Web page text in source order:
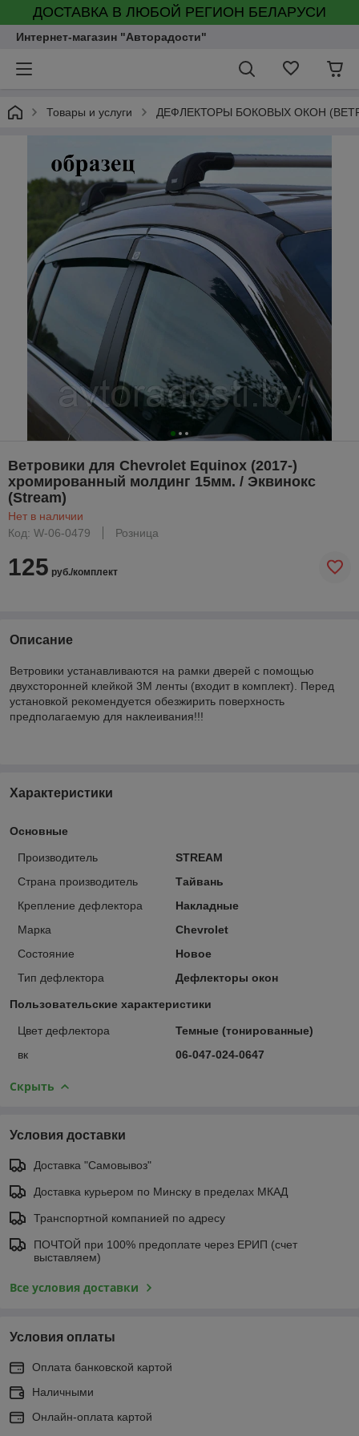
ДОСТАВКА В ЛЮБОЙ РЕГИОН БЕЛАРУСИ
Интернет-магазин "Авторадости"
Товары и услуги ДЕФЛЕКТОРЫ БОКОВЫХ ОКОН
Ветровики для Chevrolet Equinox (2017-)
хромированный молдинг 15мм. / Эквинокс
(Stream)
Нет в наличии
Код: W-06-0479
Розница
125 руб./комплект
Описание
Ветровики устанавливаются на рамки дверей с помощью
двухсторонней клейкой 3M ленты (входит в комплект). Перед
установкой рекомендуется обезжирить поверхность
предполагаемую для наклеивания!!!
Характеристики
Основные
Производитель
STREAM
Страна производитель
Тайвань
Крепление дефлектора
Накладные
Марка
Chevrolet
Состояние
Новое
Тип дефлектора
Дефлекторы окон
Пользовательские характеристики
Цвет дефлектора
Темные (тонированные)
вк
06-047-024-0647
Скрыть
Условия доставки
Доставка "Самовывоз"
Доставка курьером по Минску в пределах МКАД
Транспортной компанией по адресу
ПОЧТОЙ при 100% предоплате через ЕРИП (счет
выставляем)
Все условия доставки
Условия оплаты
Оплата банковской картой
Наличными
Онлайн-оплата картой